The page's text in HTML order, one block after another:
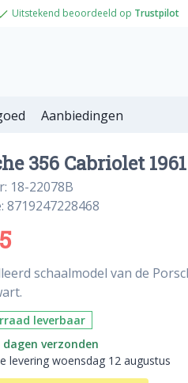
Uitstekend beoordeeld op Trustpilot
Aanbiedingen
356 Cabriolet
18-22078B
8719247228468
schaalmodel van de
leverbaar
dagen verzonden
levering woensdag 12 augustus